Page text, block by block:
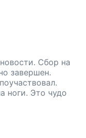
Сбор на
завершен.
ноги. Это чудо